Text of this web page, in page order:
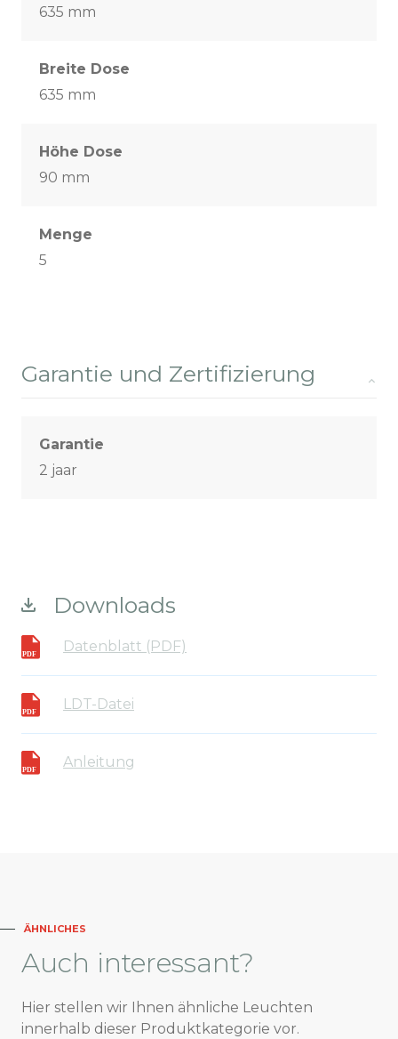
635 mm
Breite Dose
635 mm
Höhe Dose
90 mm
Menge
5
Garantie und Zertifizierung
Garantie
2 jaar
Downloads
Datenblatt (PDF)
LDT-Datei
Anleitung
ÄHNLICHES
Auch interessant?
Hier stellen wir Ihnen ähnliche Leuchten
innerhalb dieser Produktkategorie vor.